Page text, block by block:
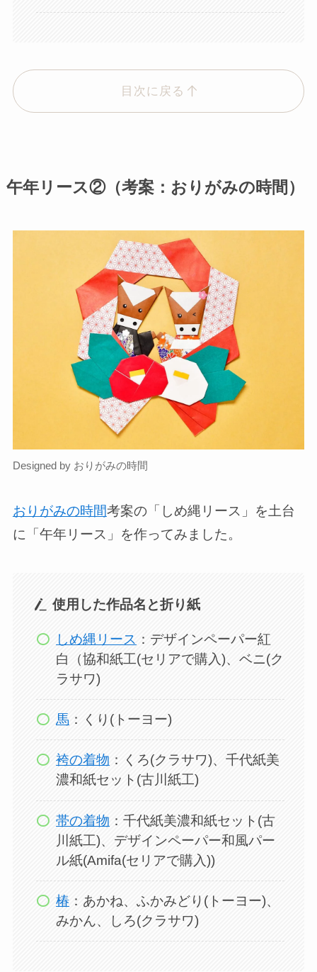
目次に戻る
午年リース②（考案：おりがみの時間）
Designed by おりがみの時間
おりがみの時間考案の「しめ縄リース」を土台
に「午年リース」を作ってみました。
使用した作品名と折り紙
しめ縄リース ：デザインペーパー紅
白（協和紙工(セリアで購入)、ベニ(ク
ラサワ)
馬 ：くり(トーヨー)
袴の着物 ：くろ(クラサワ)、千代紙美
濃和紙セット(古川紙工)
帯の着物 ：千代紙美濃和紙セット(古
川紙工)、デザインペーパー和風パー
ル紙(Amifa(セリアで購入))
椿 ：あかね、ふかみどり(トーヨー)、
みかん、しろ(クラサワ)